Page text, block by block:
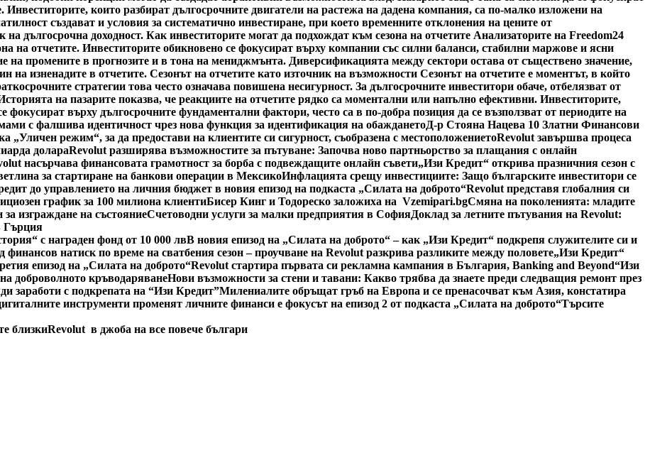
които разбират дългосрочните двигатели на растежа на дадена компания, са по-малко изложени на
създават и условия за систематично инвестиране, при което временните отклонения на цените от
дългосрочна доходност. Как инвеститорите могат да подхождат към сезона на отчетите Анализаторите на Freedom24
на отчетите. Инвеститорите обикновено се фокусират върху компании със силни баланси, стабилни маржове и ясни
на промените в прогнозите и в тона на мениджмънта. Диверсификацията между сектори остава от съществено значение,
на изненадите в отчетите. Сезонът на отчетите като източник на възможности Сезонът на отчетите е моментът, в който
стратегии това често означава повишена несигурност. За дългосрочните инвеститори обаче, отбелязват от
на пазарите показва, че реакциите на отчетите рядко са моментални или напълно ефективни. Инвеститорите,
фокусират върху дългосрочните фундаментални фактори, често са в по-добра позиция да се възползват от периодите на
с фалшива идентичност чрез нова функция за идентификация на обажданетоД-р Стояна Нацева 10 Златни Финансови
„Уличен режим“, за да предостави на клиентите си сигурност, съобразена с местоположениетоRevolut завършва процеса
долараRevolut разширява възможностите за пътуване: Започва ново партньорство за плащания с онлайн
насърчава финансовата грамотност за борба с подвеждащите онлайн съвети„Изи Кредит“ открива празничния сезон с
за стартиране на банкови операции в МексикоИнфлацията срещу инвестициите: Защо българските инвеститори се
до управлението на личния бюджет в новия епизод на подкаста „Силата на доброто“Revolut представя глобалния си
график за 100 милиона клиентиБисер Кинг и Тодореско заложиха на Vzemipari.bgСмяна на поколенията: младите
изграждане на състояниеСчетоводни услуги за малки предприятия в СофияДоклад за летните пътувания на Revolut:
Гърция
с награден фонд от 10 000 лвВ новия епизод на „Силата на доброто“ – как „Изи Кредит“ подкрепя служителите си и
финансов натиск по време на сватбения сезон – проучване на Revolut разкрива разликите между половете„Изи Кредит“
епизод на „Силата на доброто“Revolut стартира първата си рекламна кампания в България, Banking and Beyond“Изи
доброволното кръводаряванеНови възможности за стени и тавани: Какво трябва да знаете преди следващия ремонт през
заработи с подкрепата на “Изи Кредит”Милениалите обръщат гръб на Европа и се пренасочват към Азия, констатира
инструменти променят личните финанси е фокусът на епизод 2 от подкаста „Силата на доброто“Търсите
близкиRevolut в джоба на все повече българи